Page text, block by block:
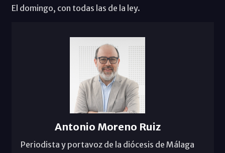
El domingo, con todas las de la ley.
Antonio Moreno Ruiz
Periodista y portavoz de la diócesis de Málaga